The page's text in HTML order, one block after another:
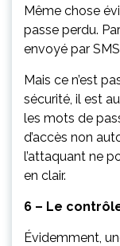
Même chose
passe perdu.
envoyé par
Mais ce n’est
sécurité, il est
les mots de
d’accès non
l’attaquant ne
en clair.
6 – Le
Évidemment,